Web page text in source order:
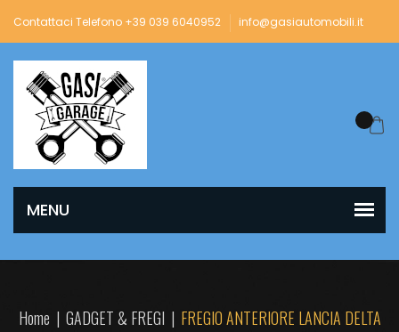
Contattaci Telefono +39 039 6040952 info@gasiautomobili.it
Home | GADGET & FREGI | FREGIO ANTERIORE LANCIA DELTA